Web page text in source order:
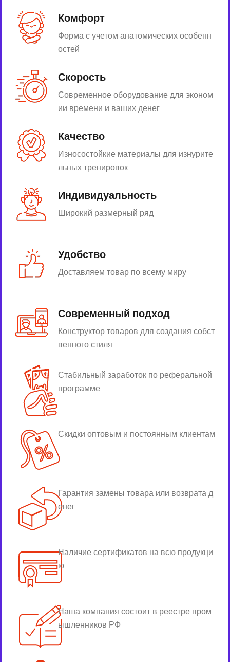
Комфорт
Форма с учетом анатомических особенн
остей
Скорость
Современное оборудование для эконом
ии времени и ваших денег
Качество
Износостойкие материалы для изнурите
льных тренировок
Индивидуальность
Широкий размерный ряд
Удобство
Доставляем товар по всему миру
Современный подход
Конструктор товаров для создания собст
венного стиля
Стабильный заработок по реферальной
программе
Скидки оптовым и постоянным клиентам
Гарантия замены товара или возврата д
енег
Наличие сертификатов на всю продукци
ю
Наша компания состоит в реестре пром
ышленников РФ